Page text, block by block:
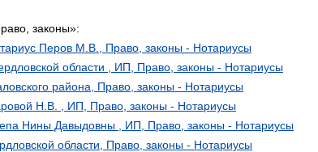
законы»:
Перов М.В., Право, законы - Нотариусы
области , ИП, Право, законы - Нотариусы
района, Право, законы - Нотариусы
Н.В. , ИП, Право, законы - Нотариусы
Нины Давыдовны , ИП, Право, законы - Нотариусы
области, Право, законы - Нотариусы